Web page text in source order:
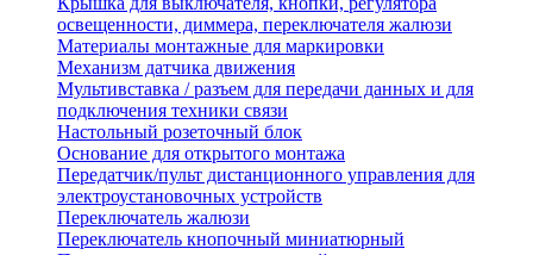
освещенности, диммера, переключателя жалюзи
Материалы монтажные для маркировки
Механизм датчика движения
Мультивставка / разъем для передачи данных и для
подключения техники связи
Настольный розеточный блок
Основание для открытого монтажа
Передатчик/пульт дистанционного управления для
электроустановочных устройств
Переключатель жалюзи
Переключатель кнопочный миниатюрный